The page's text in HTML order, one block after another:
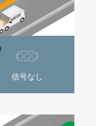
信号なし